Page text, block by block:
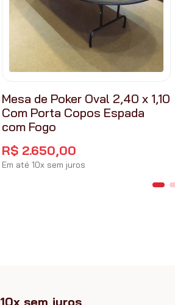
Mesa de Poker Oval 2,40 x 1,10
Com Porta Copos Espada
com Fogo
R$ 2.650,00
Em até10x sem juros
10x sem juros